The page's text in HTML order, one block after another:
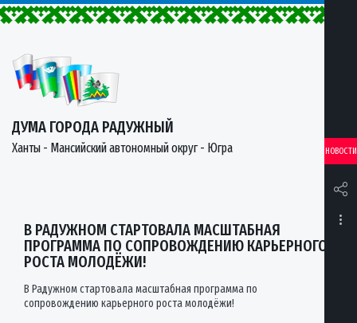
ДУМА ГОРОДА РАДУЖНЫЙ
Ханты - Мансийский автономный округ - Югра НОВОСТИ
В РАДУЖНОМ СТАРТОВАЛА МАСШТАБНАЯ
ПРОГРАММА ПО СОПРОВОЖДЕНИЮ КАРЬЕРНОГО
РОСТА МОЛОДЁЖИ!
В Радужном стартовала масштабная программа по
сопровождению карьерного роста молодёжи!